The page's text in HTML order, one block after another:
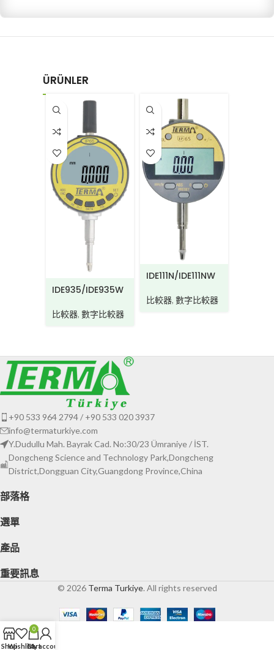
ÜRÜNLER
IDE935/IDE935W
比較器, 數字比較器
IDE111N/IDE111NW
比較器, 數字比較器
+90 533 964 2794 / +90 533 020 3937
info@termaturkiye.com
Y.Dudullu Mah. Bayrak Cad. No:30/23 Ümraniye / İST.
Dongcheng Science and Technology Park,Dongcheng
District,Dongguan City,Guangdong Province,China
部落格
選單
產品
重要訊息
© 2026 Terma Turkiye. All rights reserved
ShopWishlist
0
Cart
My account